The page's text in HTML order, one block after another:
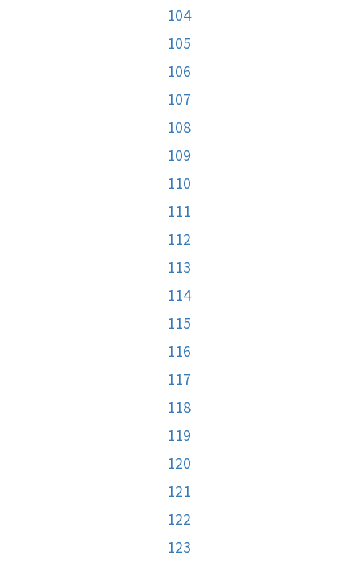
104
105
106
107
108
109
110
111
112
113
114
115
116
117
118
119
120
121
122
123